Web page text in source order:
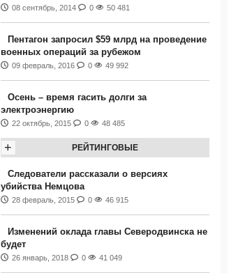
08 сентябрь, 2014 0 50 481
Пентагон запросил $59 млрд на проведение
военных операций за рубежом
09 февраль, 2016 0 49 992
Осень – время гасить долги за
электроэнергию
22 октябрь, 2015 0 48 485
РЕЙТИНГОВЫЕ
+
Следователи рассказали о версиях
убийства Немцова
28 февраль, 2015 0 46 915
Изменений оклада главы Северодвинска не
будет
26 январь, 2018 0 41 049